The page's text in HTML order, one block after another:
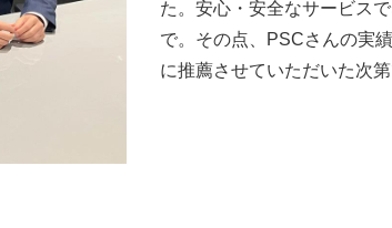
た。安心・安全なサービス
で。その点、PSCさんの実
に推薦させていただいた次第